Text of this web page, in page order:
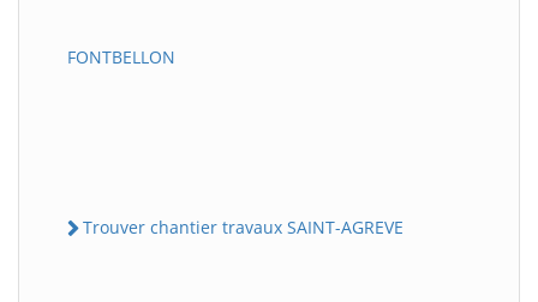
FONTBELLON
Trouver chantier travaux SAINT-AGREVE